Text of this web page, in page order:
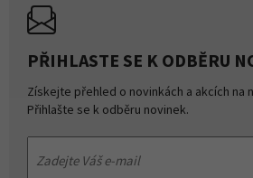
PŘIHLASTE SE K ODBĚRU
Získejte přehled o novinkách a akcích na
Přihlašte se k odběru novinek.